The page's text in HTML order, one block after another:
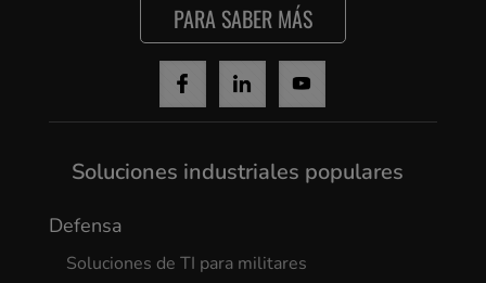
PARA SABER MÁS
Soluciones industriales populares
Defensa
Soluciones de TI para militares